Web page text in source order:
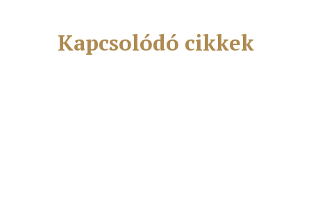
Kapcsolódó cikkek